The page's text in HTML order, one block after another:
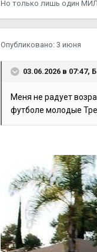
Но только лишь один
Опубликовано: 3 июня
03.06.2026 в 07:47,
Меня не радует
футболе молодые